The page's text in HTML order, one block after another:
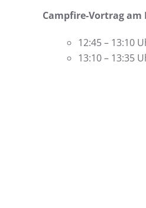
Campfire-Vortrag am
12:45 – 13:10
13:10 – 13:35